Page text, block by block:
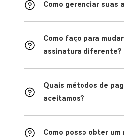
Como gerenciar suas
Como faço para
assinatura diferente?
Quais métodos de
aceitamos?
Como posso obter um